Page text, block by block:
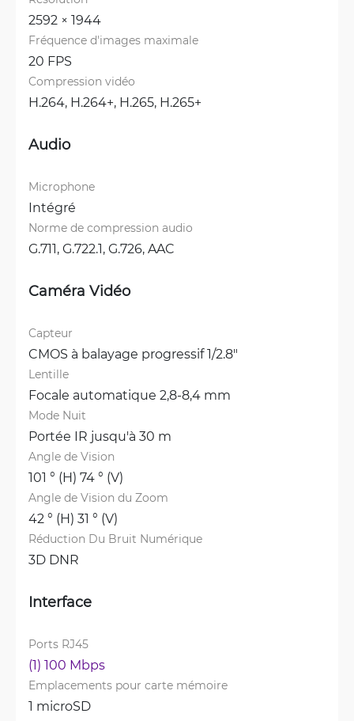
2592 × 1944
Fréquence d'images maximale
20 FPS
Compression vidéo
H.264, H.264+, H.265, H.265+
Audio
Microphone
Intégré
Norme de compression audio
G.711, G.722.1, G.726, AAC
Caméra Vidéo
Capteur
CMOS à balayage progressif 1/2.8"
Lentille
Focale automatique 2,8-8,4 mm
Mode Nuit
Portée IR jusqu'à 30 m
Angle de Vision
101 ° (H) 74 ° (V)
Angle de Vision du Zoom
42 ° (H) 31 ° (V)
Réduction Du Bruit Numérique
3D DNR
Interface
Ports RJ45
(1) 100 Mbps
Emplacements pour carte mémoire
1 microSD